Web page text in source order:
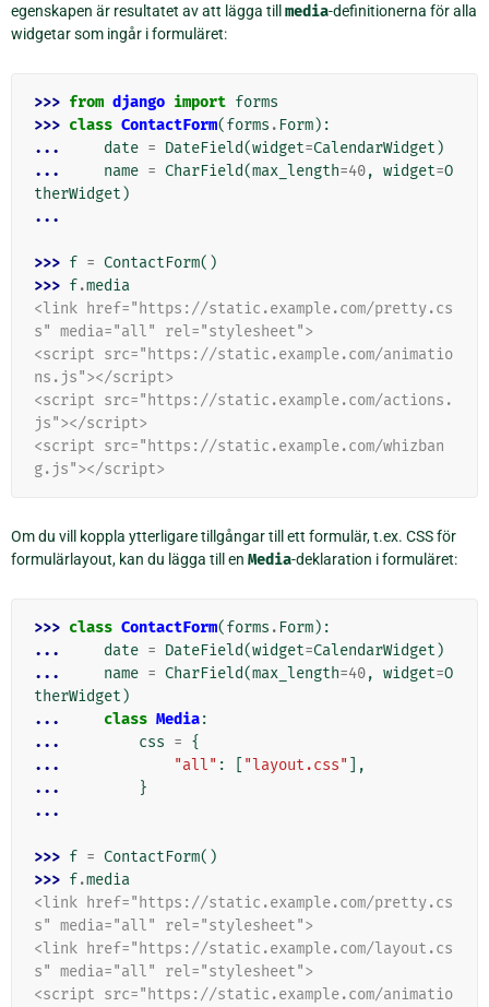
egenskapen är resultatet av att lägga till media-definitionerna för alla
widgetar som ingår i formuläret:
>>> from django import forms
>>> class ContactForm(forms . Form):
...
date = DateField(widget=CalendarWidget )
...
name = CharField(max_length=40, widget=O
therWidget )
...
>>> f = ContactForm()
>>> f.media
<link href="https://static.example.com/pretty.cs
s" media="all" rel="stylesheet">
<script src="https://static.example.com/animatio
ns.js"></script>
<script src="https://static.example.com/actions.
js"></script>
<script src="https://static.example.com/whizban
g.js"></script>
Om du vill koppla ytterligare tillgångar till ett formulär, t.ex. CSS för
formulärlayout, kan du lägga till en Media-deklaration i formuläret:
>>> class ContactForm(forms . Form):
...
date = DateField(widget=CalendarWidget )
...
name = CharField(max_length=40, widget=O
therWidget )
...
class Media:
...
css = {
...
"all" : "layout.css"
],
...
}
...
>>> f = ContactForm()
>>> f.media
<link href="https://static.example.com/pretty.cs
s" media="all" rel="stylesheet">
<link href="https://static.example.com/layout.cs
s" media="all" rel="stylesheet">
<script src="https://static.example.com/animatio